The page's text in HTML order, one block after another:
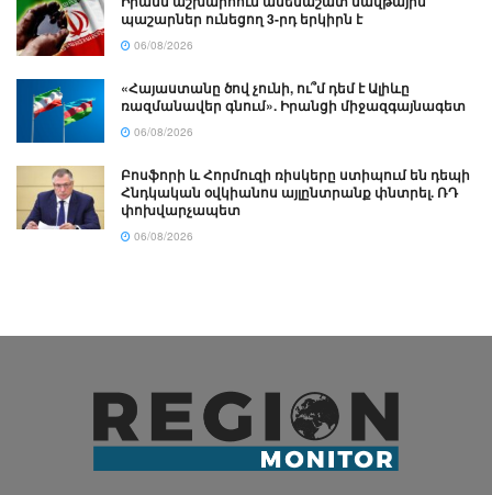
պաշարներ ունեցող 3-րդ երկիրն է
06/08/2026
«Հայաստանը ծով չունի, ու՞մ դեմ է Ալիևը
ռազմանավեր գնում». Իրանցի միջազգայնագետ
06/08/2026
Բոսֆորի և Հորմուզի ռիսկերը ստիպում են դեպի
Հնդկական օվկիանոս այլընտրանք փնտրել. ՌԴ
փոխվարչապետ
06/08/2026